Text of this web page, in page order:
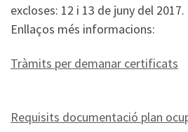
excloses: 12 i 13 de juny del 2017.
Enllaços més informacions:
Tràmits per demanar certificats
Requisits documentació plan